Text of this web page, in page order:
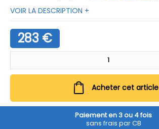
VOIR LA DESCRIPTION +
283 €
Acheter cet article
Paiement en 3 ou 4 fois
sans frais par CB